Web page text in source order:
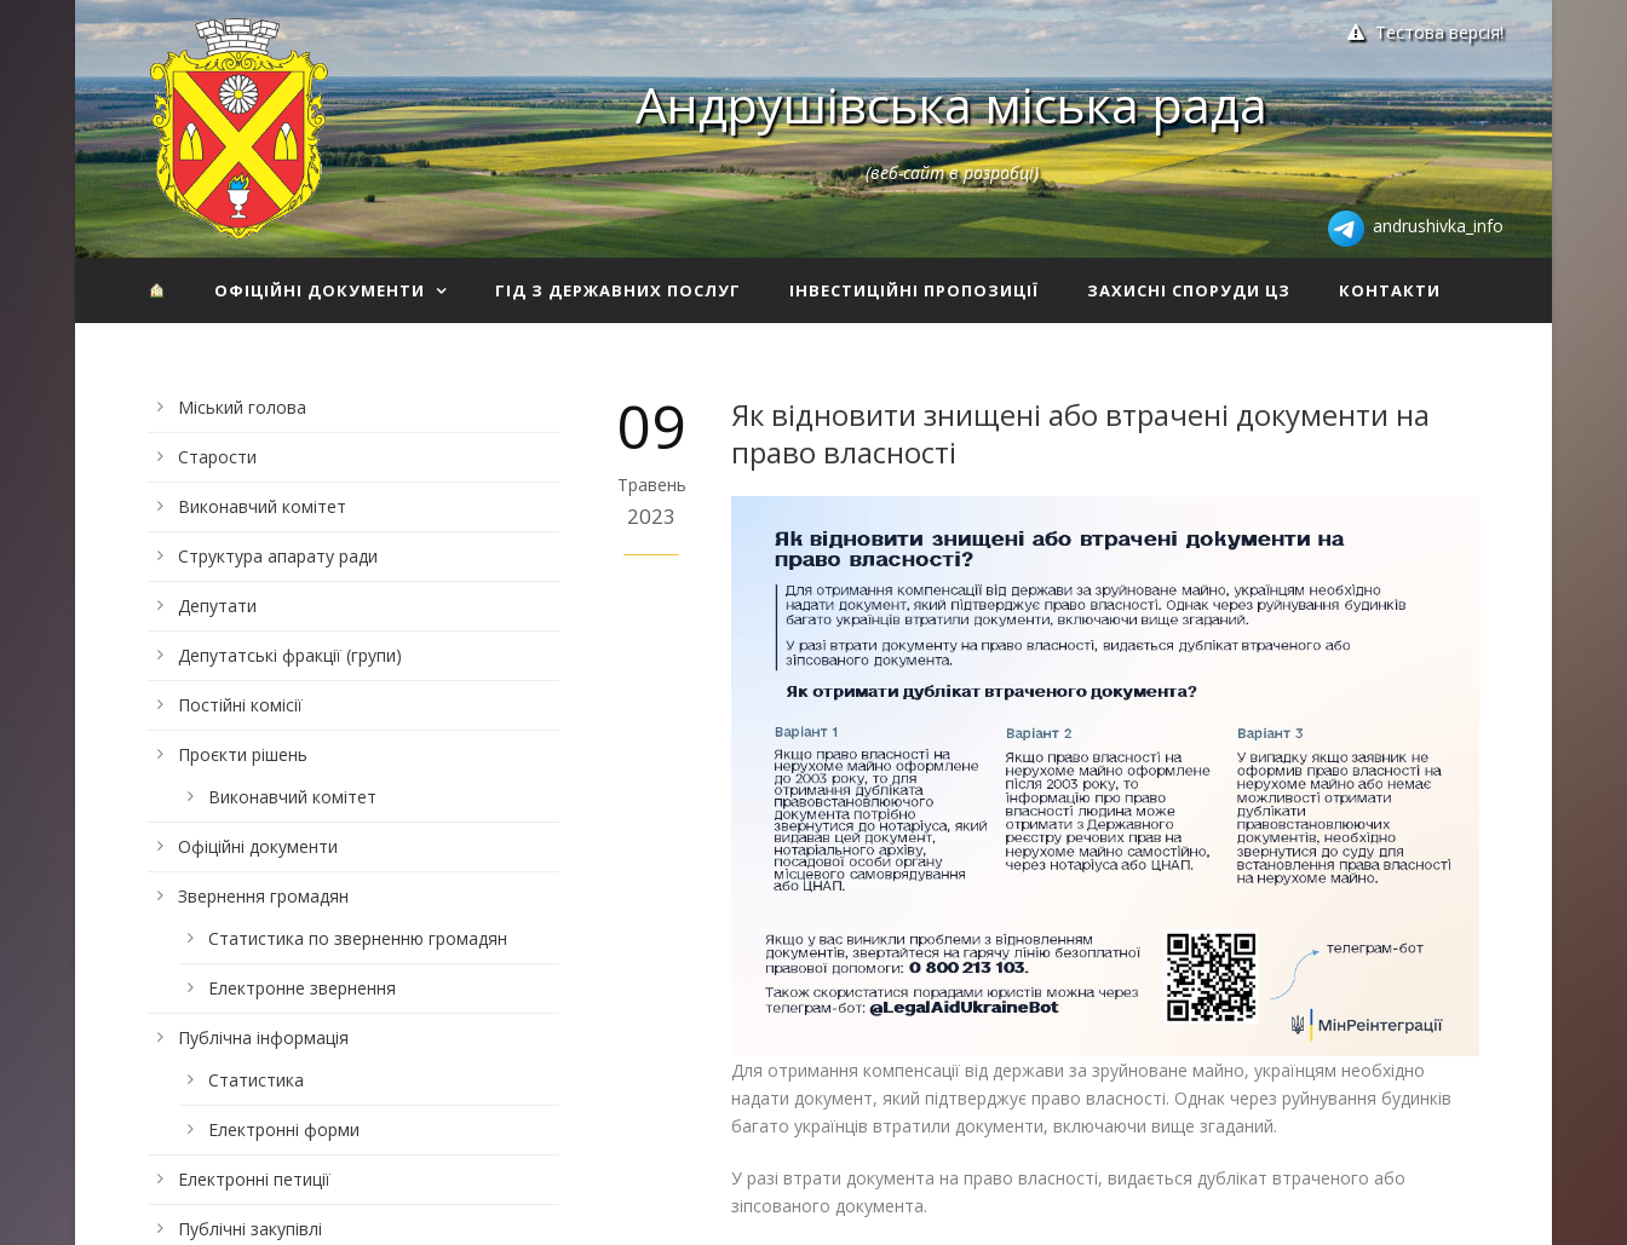
Тестова версія!
Андрушівська міська рада
(веб-сайт в розробці)
andrushivka_info
ОФІЦІЙНІ ДОКУМЕНТИ ГІД З ДЕРЖАВНИХ ПОСЛУГ ІНВЕСТИЦІЙНІ ПРОПОЗИЦІЇ ЗАХИСНІ СПОРУДИ ЦЗ КОНТАКТИ
09
Травень
2023
Як відновити знищені або втрачені документи на
право власності
Для отримання компенсації від держави за зруйноване майно, українцям необхідно
надати документ, який підтверджує право власності. Однак через руйнування будинків
багато українців втратили документи, включаючи вище згаданий.
У разі втрати документа на право власності, видається дублікат втраченого або
зіпсованого документа.
Міський голова
Старости
Виконавчий комітет
Структура апарату ради
Депутати
Депутатські фракції (групи)
Постійні комісії
Проєкти рішень
Виконавчий комітет
Офіційні документи
Звернення громадян
Статистика по зверненню громадян
Електронне звернення
Публічна інформація
Статистика
Електронні форми
Електронні петиції
Публічні закупівлі